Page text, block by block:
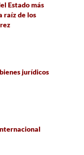
Estado más
raíz de los
jurídicos